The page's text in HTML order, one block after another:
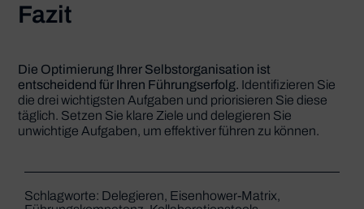
Fazit
Die Optimierung Ihrer Selbstorganisation ist
entscheidend für Ihren Führungserfolg. Identifizieren Sie
die drei wichtigsten Aufgaben und priorisieren Sie diese
täglich. Setzen Sie klare Ziele und delegieren Sie
unwichtige Aufgaben, um effektiver führen zu können.
Schlagworte: Delegieren, Eisenhower-Matrix,